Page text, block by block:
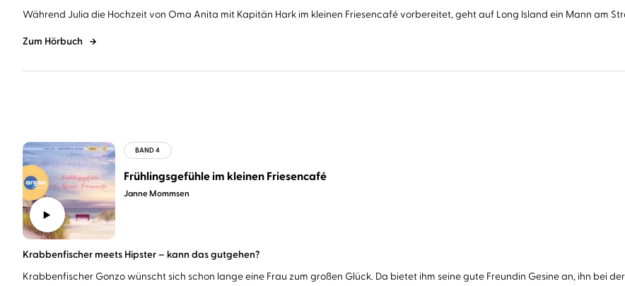
Während Julia die Hochzeit von Oma Anita mit Kapitän Hark im kleinen Friesencafé vorbereitet, geht auf Long Island ein Mann am
Zum Hörbuch
Janne Mommsen
Frühlingsgefühle im kleinen Friesencafé
Krabbenfischer meets Hipster – kann das gutgehen?
Krabbenfischer Gonzo wünscht sich schon lange eine Frau zum großen Glück. Da bietet ihm seine gute Freundin Gesine an, ihn bei